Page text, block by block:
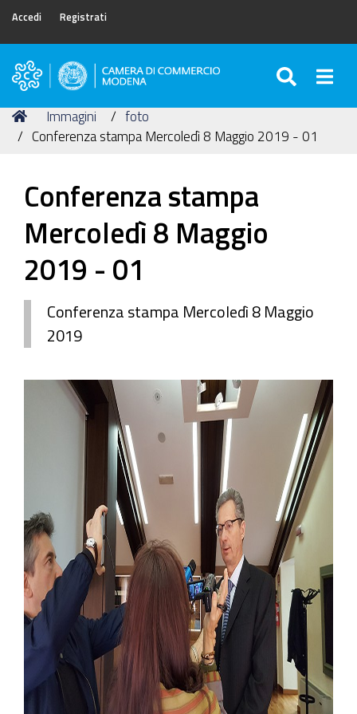
Accedi Registrati
Camera
Commercio
di
Tu
sei
Home
Immagini
foto
Conferenza stampa Mercoledì 8 Maggio 2019 - 01
Conferenza stampa
Mercoledì 8 Maggio
2019 - 01
Conferenza stampa Mercoledì 8 Maggio
2019